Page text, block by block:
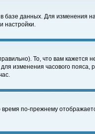
базе данных. Для
настройки.
То, что вам
изменения часового
время по-прежнему